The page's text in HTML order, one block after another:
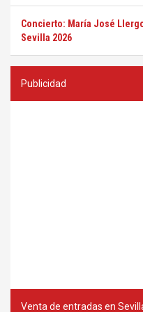
Concierto: María José
Sevilla 2026
Publicidad
Venta de entradas en